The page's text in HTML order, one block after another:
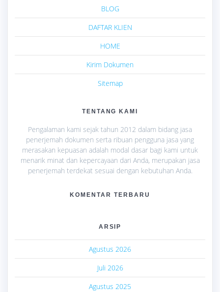
BLOG
DAFTAR KLIEN
HOME
Kirim Dokumen
Sitemap
TENTANG KAMI
Pengalaman kami sejak tahun 2012 dalam bidang jasa
penerjemah dokumen serta ribuan pengguna jasa yang
merasakan kepuasan adalah modal dasar bagi kami untuk
menarik minat dan kepercayaan dari Anda, merupakan jasa
penerjemah terdekat sesuai dengan kebutuhan Anda.
KOMENTAR TERBARU
ARSIP
Agustus 2026
Juli 2026
Agustus 2025